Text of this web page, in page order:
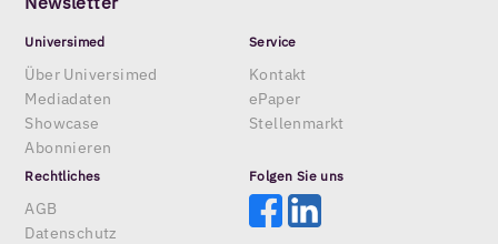
Universimed
Über Universimed
Mediadaten
Showcase
Abonnieren
Service
Kontakt
ePaper
Stellenmarkt
Rechtliches
AGB
Datenschutz
Folgen Sie uns